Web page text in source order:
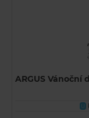
ARGUS Vánoční
U